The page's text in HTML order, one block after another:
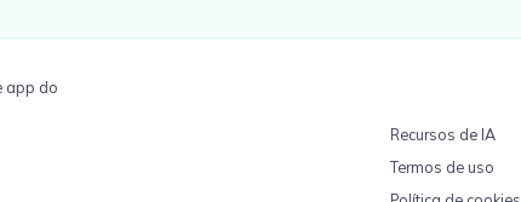
app do
Recursos de IA
Termos de uso